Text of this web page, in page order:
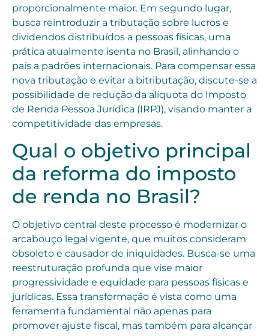
proporcionalmente maior. Em segundo lugar,
busca reintroduzir a tributação sobre lucros e
dividendos distribuídos a pessoas físicas, uma
prática atualmente isenta no Brasil, alinhando o
país a padrões internacionais. Para compensar essa
nova tributação e evitar a bitributação, discute-se a
possibilidade de redução da alíquota do Imposto
de Renda Pessoa Jurídica (IRPJ), visando manter a
competitividade das empresas.
Qual o objetivo principal
da reforma do imposto
de renda no Brasil?
O objetivo central deste processo é modernizar o
arcabouço legal vigente, que muitos consideram
obsoleto e causador de iniquidades. Busca-se uma
reestruturação profunda que vise maior
progressividade e equidade para pessoas físicas e
jurídicas. Essa transformação é vista como uma
ferramenta fundamental não apenas para
promover ajuste fiscal, mas também para alcançar